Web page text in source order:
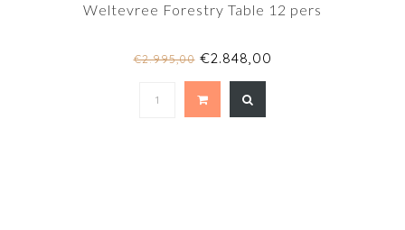
Weltevree Forestry Table 12 pers
€2.995,00€2.848,00